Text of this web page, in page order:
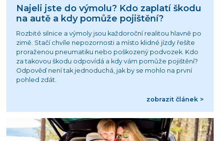
Najeli jste do výmolu? Kdo zaplatí škodu
na autě a kdy pomůže pojištění?
Rozbité silnice a výmoly jsou každoroční realitou hlavně po
zimě. Stačí chvíle nepozornosti a místo klidné jízdy řešíte
proraženou pneumatiku nebo poškozený podvozek. Kdo
za takovou škodu odpovídá a kdy vám pomůže pojištění?
Odpověď není tak jednoduchá, jak by se mohlo na první
pohled zdát.
zobrazit článek >